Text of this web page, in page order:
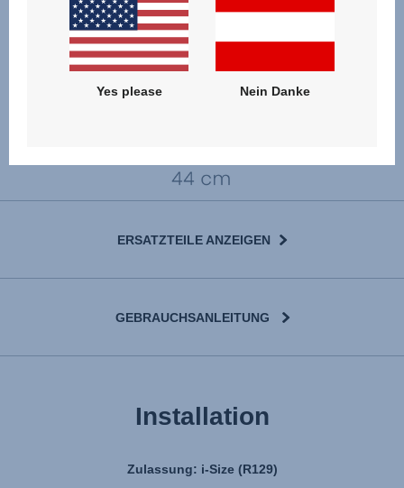
ERSATZTEILE ANZEIGEN
GEBRAUCHSANLEITUNG
Installation
Zulassung: i-Size (R129)
Yes please Nein Danke